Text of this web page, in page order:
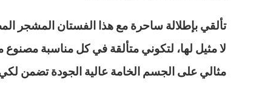
تألقي بإطلالة ساحرة مع هذا الفستان المشجر
لا مثيل لها، لتكوني متألقة في كل مناسبة
مثالي على الجسم الخامة عالية الجودة تضمن